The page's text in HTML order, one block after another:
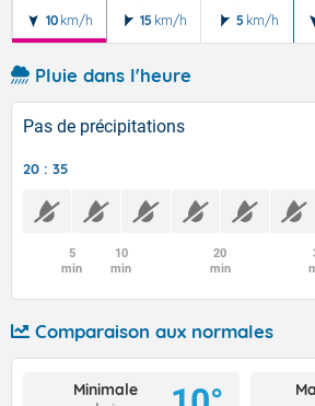
10 km/h 15 km/h 5 km/h
Pluie dans l'heure
Pas de précipitations
20 : 35
5
min
10
min
20
min
Comparaison aux normales
Minimale